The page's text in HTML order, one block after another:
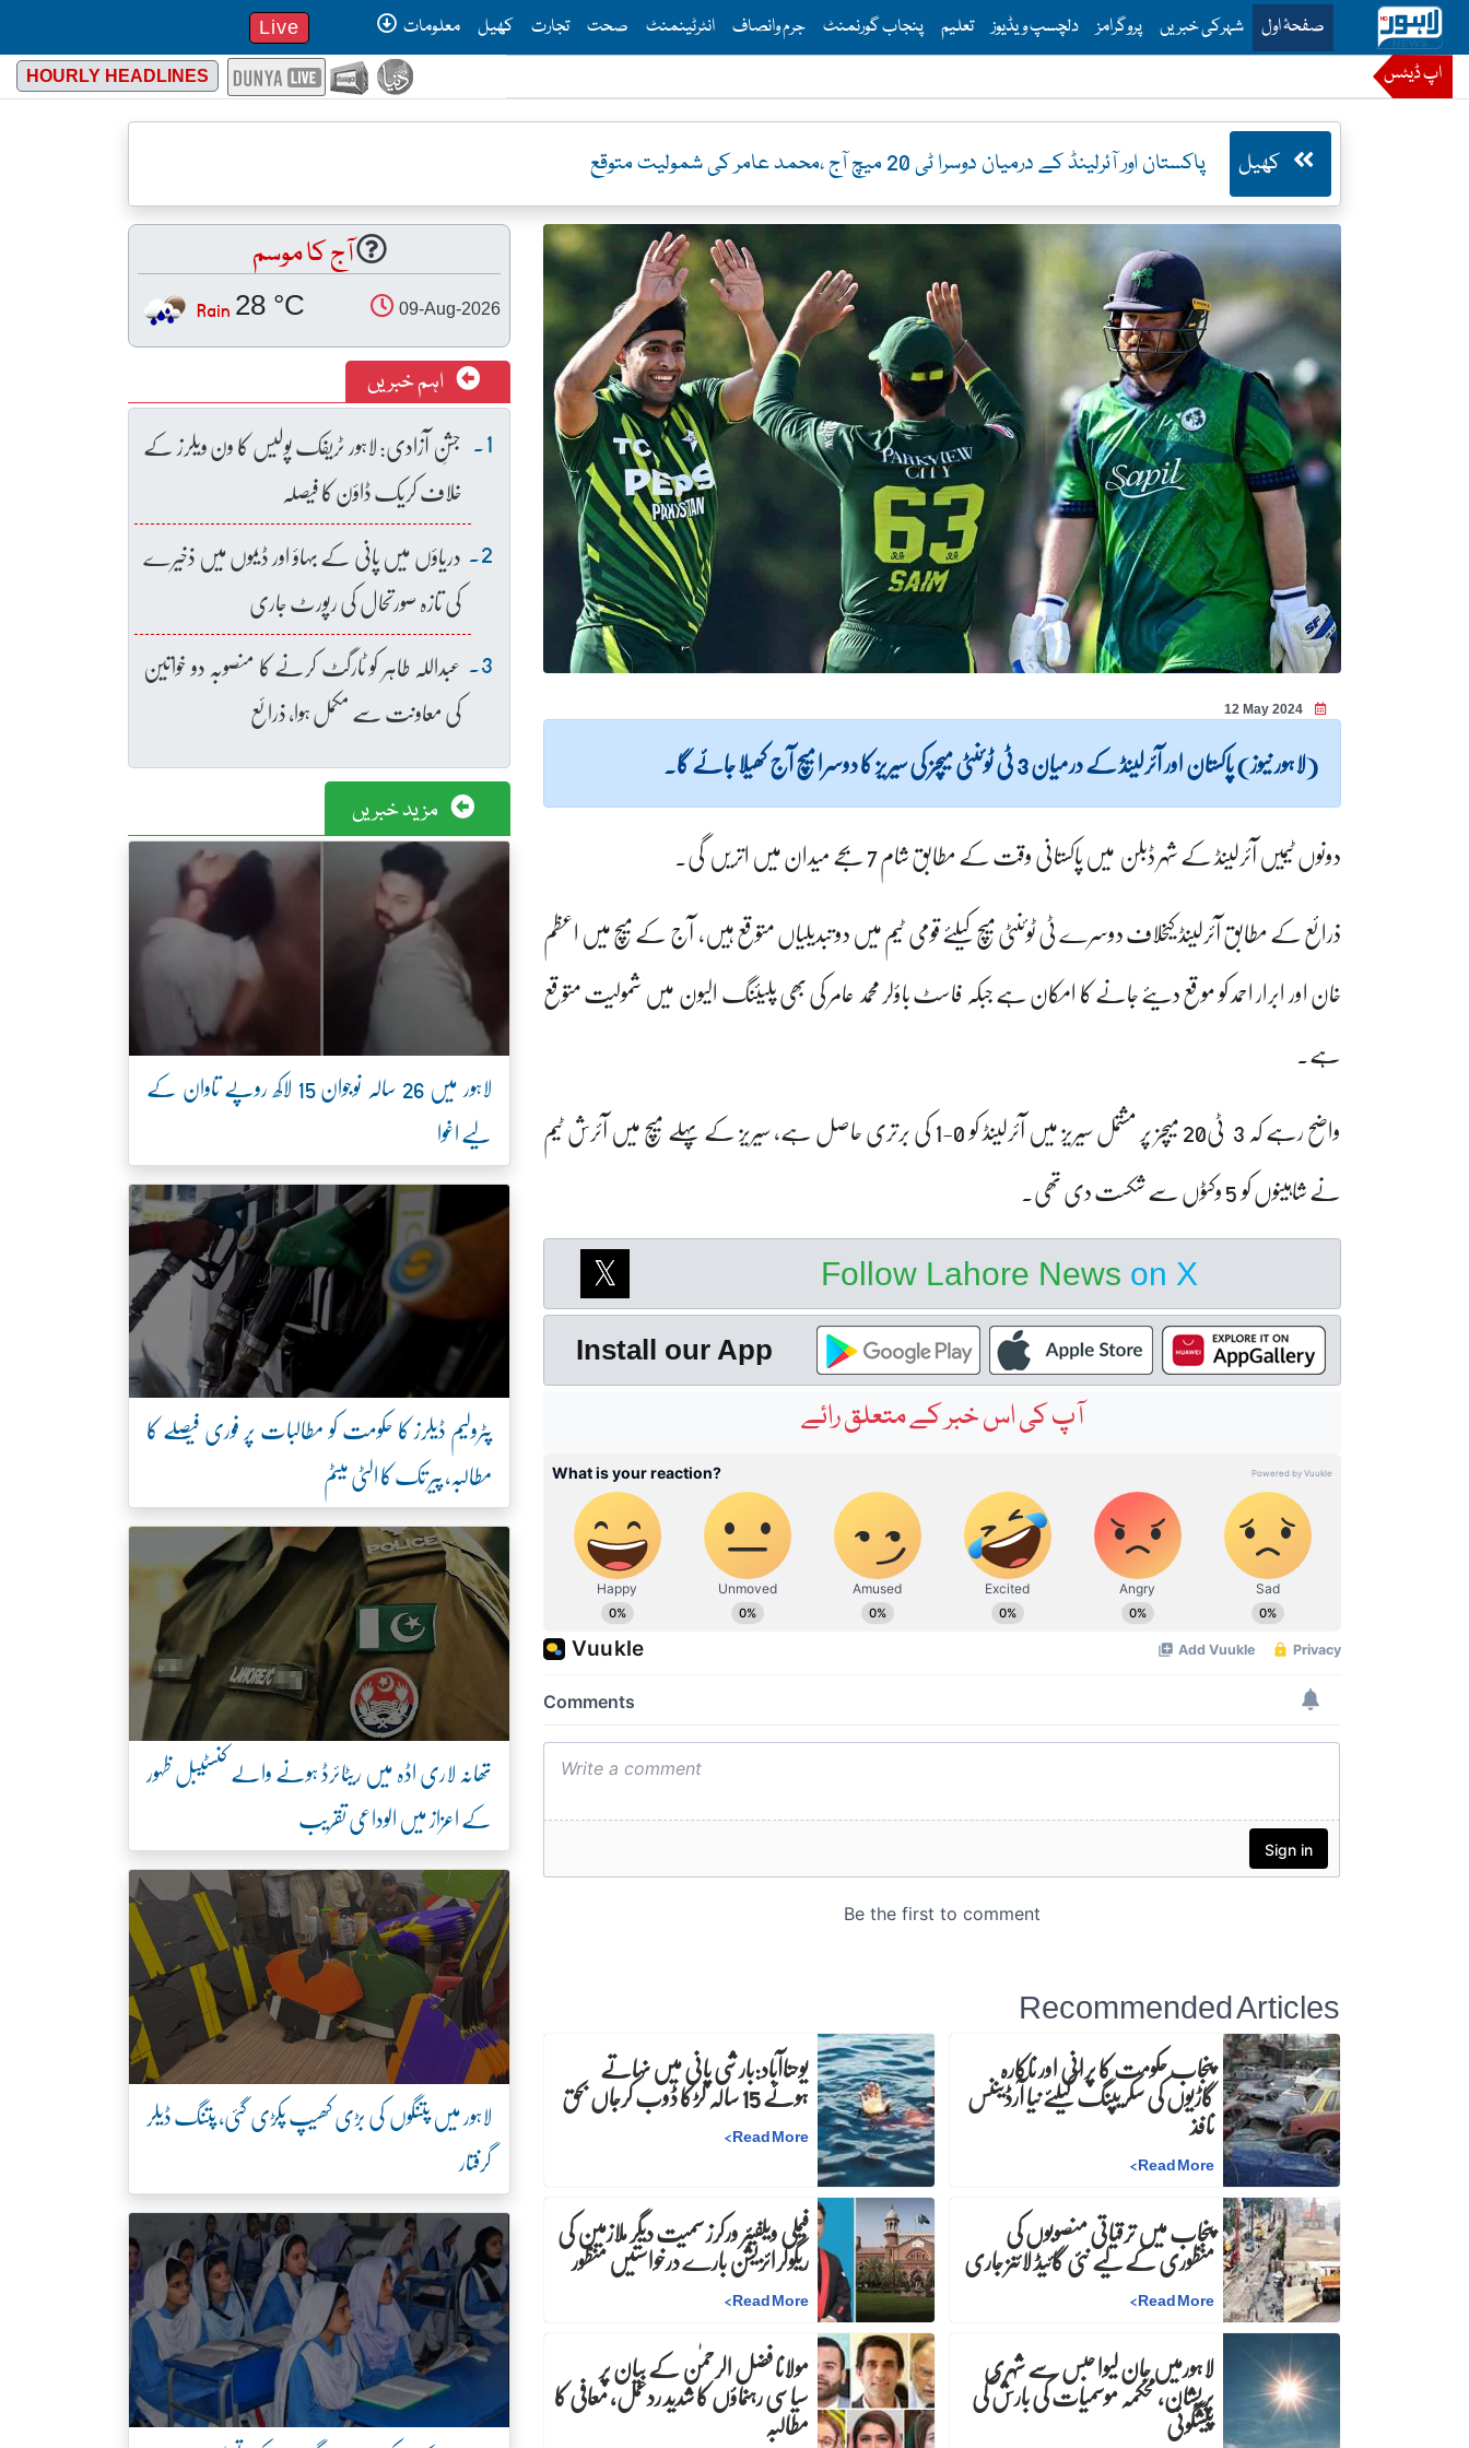
صفحۂ اولThis is the main menu for Lahore News
شہرکی خبریں پروگرامز دلچسپ ویڈیوز تعلیم پنجاب گورنمنٹ جرم وانصاف انٹرٹینمنٹ صحت تجارت کھیل معلومات Live
اپ ڈیٹس HOURLY HEADLINES
کھیل پاکستان اور آئرلینڈ کے درمیان دوسرا ٹی 20 میچ آج ،محمد عامر کی شمولیت متوقع
12 May 2024
(لاہور نیوز) پاکستان اور آئرلینڈ کے درمیان 3 ٹی ٹوئنٹی میچز کی سیریز کا دوسرا میچ آج کھیلا جائے گا۔
دونوں ٹیمیں آئرلینڈ کے شہر ڈبلن میں پاکستانی وقت کے مطابق شام 7 بجے میدان میں اتریں گی۔
ذرائع کے مطابق آئرلینڈ کیخلاف دوسرے ٹی ٹوئنٹی میچ کیلئے قومی ٹیم میں دو تبدیلیاں متوقع ہیں، آج کے میچ میں اعظم
خان اور ابرار احمد کو موقع دیئے جانے کا امکان ہے جبکہ فاسٹ باؤلر محمد عامر کی بھی پلیئنگ الیون میں شمولیت متوقع
ہے۔
واضح رہے کہ 3 ٹی20 میچز پر مشتمل سیریز میں آئرلینڈ کو 0-1 کی برتری حاصل ہے، سیریز کے پہلے میچ میں آئرش ٹیم
نے شاہینوں کو 5 وکٹوں سے شکست دی تھی۔
Follow Lahore News on X
Install our App
آپ کی اس خبر کے متعلق رائے
Recommended Articles
پنجاب حکومت کا پرانی اور ناکارہ
گاڑیوں کی سکریپنگ کیلئے نیا آرڈیننس
نافذ
Read More
>
یوحناآباد:بارشی پانی میں نہاتے
ہوئے 15 سالہ لڑکا ڈوب کرجاں بحق
Read More
>
پنجاب میں ترقیاتی منصوبوں کی
منظوری کے لیے نئی گائیڈ لائنز جاری
Read More
>
فیملی ویلفیئر ورکرز سمیت دیگر ملازمین کی
ریگولرائزیشن بارے درخواستیں منظور
Read More
>
لاہورمیں جان لیوا حبس سے شہری
پریشان، محکمہ موسمیات کی بارش کی
پیشگوئی
مولانا فضل الرحمٰن کے بیان پر
سیاسی رہنماؤں کا شدید ردعمل، معافی کا
مطالبہ
آج کا موسم
09-Aug-2026
28 °C
Rain
اہم خبریں
جشنِ آزادی: لاہور ٹریفک پولیس کا ون ویلرز کے
خلاف کریک ڈاؤن کا فیصلہ
دریاؤں میں پانی کے بہاؤ اور ڈیموں میں ذخیرے
کی تازہ صورتحال کی رپورٹ جاری
عبداللہ طاہر کو ٹارگٹ کرنے کا منصوبہ دو خواتین
کی معاونت سے مکمل ہوا، ذرائع
مزید خبریں
لاہور میں 26 سالہ نوجوان 15 لاکھ روپے تاوان کے
لیے اغوا
پٹرولیم ڈیلرز کا حکومت کو مطالبات پر فوری فیصلے کا
مطالبہ، پیر تک کا الٹی میٹم
تھانہ لاری اڈہ میں ریٹائرڈ ہونے والے کنسٹیبل ظہور
کے اعزاز میں الوداعی تقریب
لاہور میں پتنگوں کی بڑی کھیپ پکڑی گئی، پتنگ ڈیلر
گرفتار